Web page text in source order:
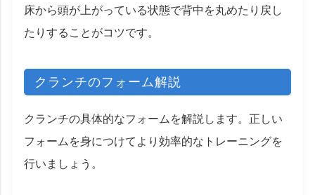
床から頭が上がっている状態で背中を丸めたり戻し
たりすることがコツです。
クランチのフォーム解説
クランチの具体的なフォームを解説します。正しい
フォームを身につけてより効率的なトレーニングを
行いましょう。